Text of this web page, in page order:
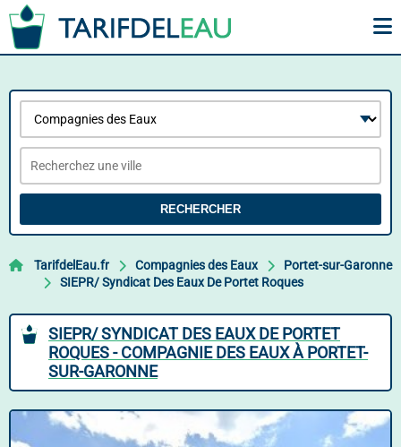
RECHERCHER
TarifdelEau.fr Compagnies des Eaux
Portet-sur-Garonne
SIEPR/ Syndicat Des Eaux De Portet Roques
SIEPR/ SYNDICAT DES EAUX DE PORTET
ROQUES - COMPAGNIE DES EAUX À PORTET-
SUR-GARONNE